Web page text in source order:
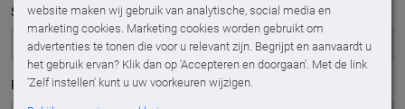
website maken wij gebruik van analytische, social media en
marketing cookies. Marketing cookies worden gebruikt om
advertenties te tonen die voor u relevant zijn. Begrijpt en aanvaardt u
het gebruik ervan? Klik dan op 'Accepteren en doorgaan'. Met de link
'Zelf instellen' kunt u uw voorkeuren wijzigen.
Straatnaam*
Plaats *